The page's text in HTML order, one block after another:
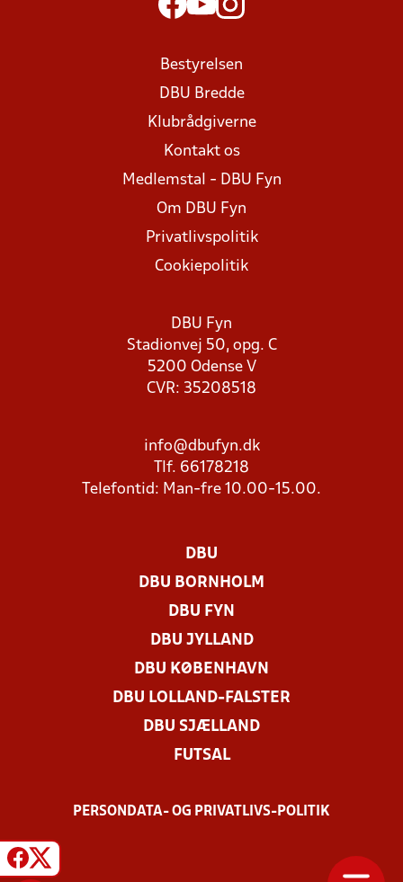
Bestyrelsen
DBU Bredde
Klubrådgiverne
Kontakt os
Medlemstal - DBU Fyn
Om DBU Fyn
Privatlivspolitik
Cookiepolitik
DBU Fyn
Stadionvej 50, opg. C
5200 Odense V
CVR: 35208518
info@dbufyn.dk
Tlf. 66178218
Telefontid: Man-fre 10.00-15.00.
DBU
DBU BORNHOLM
DBU FYN
DBU JYLLAND
DBU KØBENHAVN
DBU LOLLAND-FALSTER
DBU SJÆLLAND
FUTSAL
PERSONDATA- OG PRIVATLIVS-POLITIK